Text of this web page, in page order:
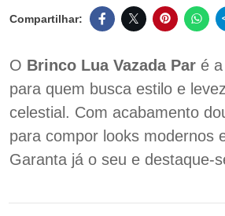
O Brinco Lua Vazada Par é
para quem busca estilo e
celestial. Com acabamento
para compor looks modernos
Garanta já o seu e destaque-